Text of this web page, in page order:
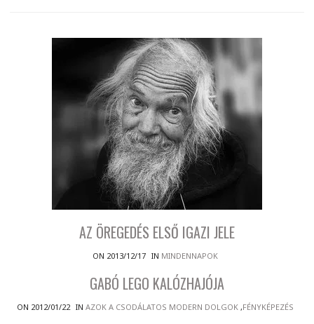
AZ ÖREGEDÉS ELSŐ IGAZI JELE
ON 2013/12/17 IN MINDENNAPOK
GABÓ LEGO KALÓZHAJÓJA
ON 2012/01/22 IN AZOK A CSODÁLATOS MODERN DOLGOK ,FÉNYKÉPEZÉS